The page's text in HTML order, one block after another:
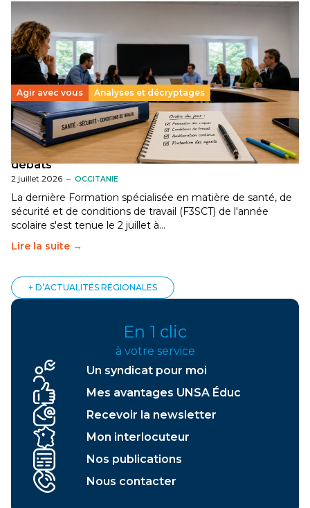
Agir avec vous Analyses et décryptages
[Gard] F3SCT : narcotrafic, fortes chaleurs et
dégradation des conditions de travail au cœur des
débats
2 juillet 2026 – OCCITANIE
La dernière Formation spécialisée en matière de santé, de
sécurité et de conditions de travail (F3SCT) de l'année
scolaire s'est tenue le 2 juillet à…
Lire la suite →
+ D’ACTUALITÉS RÉGIONALES
En 1 clic
à votre service
Un syndicat pour moi
Mes avantages UNSA Éduc
Recevoir la newsletter
Mon interlocuteur
Nos publications
Nous contacter